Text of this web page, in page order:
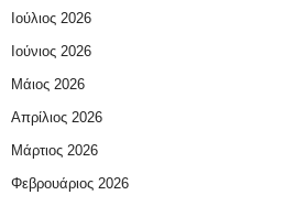
Ιούλιος 2026
Ιούνιος 2026
Μάιος 2026
Απρίλιος 2026
Μάρτιος 2026
Φεβρουάριος 2026